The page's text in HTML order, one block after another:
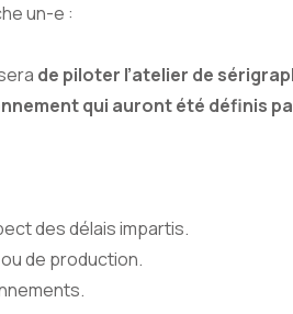
un-e :
de piloter l’atelier de
qui auront été définis
des délais impartis.
de production.